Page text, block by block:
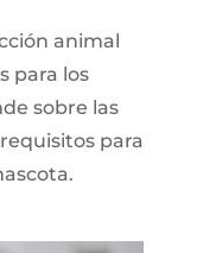
animal
para los
sobre las
para